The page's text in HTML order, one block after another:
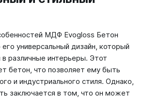
МДФ Evogloss Бетон
универсальный дизайн, который
в различные интерьеры. Этот
бетон, что позволяет ему быть
и индустриального стиля. Однако,
заключается в том, что он может